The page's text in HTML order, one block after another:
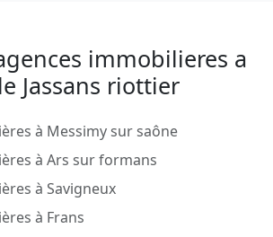
immobilieres a
Jassans riottier
à Messimy sur saône
à Ars sur formans
à Savigneux
à Frans